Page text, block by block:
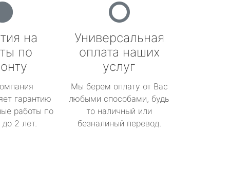
на
по
гарантию
работы по
2 лет.
Универсальная
оплата наших
услуг
Мы берем оплату от Вас
любыми способами, будь
то наличный или
безналиный перевод.